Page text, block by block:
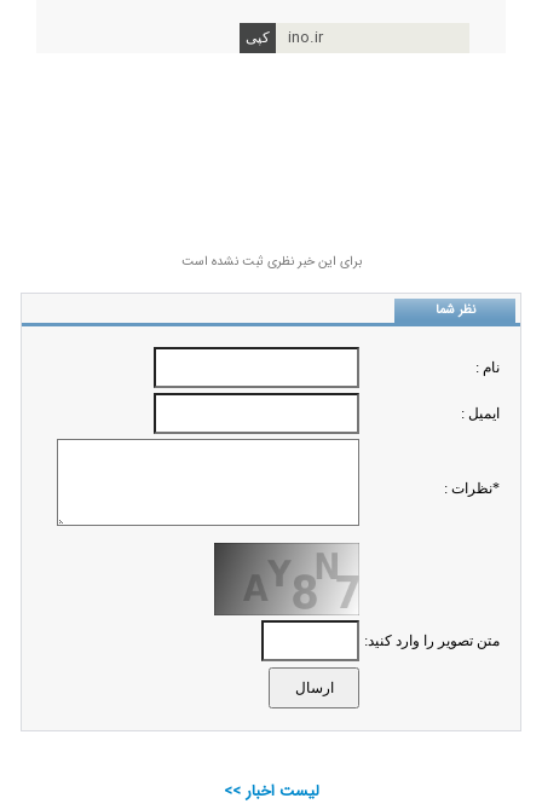
ino.ir
برای این خبر نظری ثبت نشده است
نظر شما
نام :
ايميل :
*نظرات :
متن تصویر را وارد کنید:
لیست اخبار >>